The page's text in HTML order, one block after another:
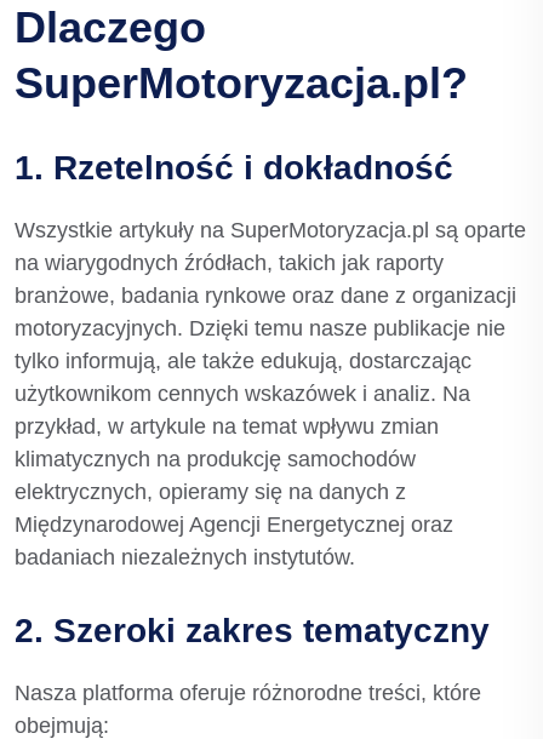
Dlaczego
SuperMotoryzacja.pl?
1. Rzetelność i dokładność
Wszystkie artykuły na SuperMotoryzacja.pl są oparte
na wiarygodnych źródłach, takich jak raporty
branżowe, badania rynkowe oraz dane z organizacji
motoryzacyjnych. Dzięki temu nasze publikacje nie
tylko informują, ale także edukują, dostarczając
użytkownikom cennych wskazówek i analiz. Na
przykład, w artykule na temat wpływu zmian
klimatycznych na produkcję samochodów
elektrycznych, opieramy się na danych z
Międzynarodowej Agencji Energetycznej oraz
badaniach niezależnych instytutów.
2. Szeroki zakres tematyczny
Nasza platforma oferuje różnorodne treści, które
obejmują: